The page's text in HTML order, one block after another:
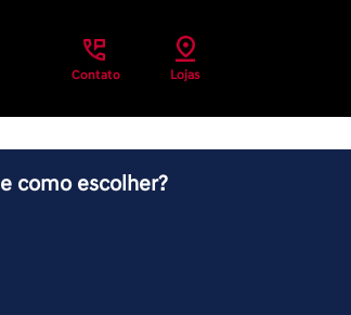
Contato Lojas
como escolher?